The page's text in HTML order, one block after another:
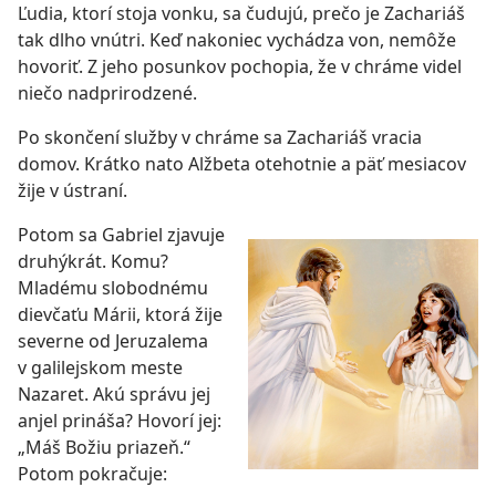
Ľudia, ktorí stoja vonku, sa čudujú, prečo je Zachariáš
tak dlho vnútri. Keď nakoniec vychádza von, nemôže
hovoriť. Z jeho posunkov pochopia, že v chráme videl
niečo nadprirodzené.
Po skončení služby v chráme sa Zachariáš vracia
domov. Krátko nato Alžbeta otehotnie a päť mesiacov
žije v ústraní.
Potom sa Gabriel zjavuje
druhýkrát. Komu?
Mladému slobodnému
dievčaťu Márii, ktorá žije
severne od Jeruzalema
v galilejskom meste
Nazaret. Akú správu jej
anjel prináša? Hovorí jej:
„Máš Božiu priazeň.“
Potom pokračuje: